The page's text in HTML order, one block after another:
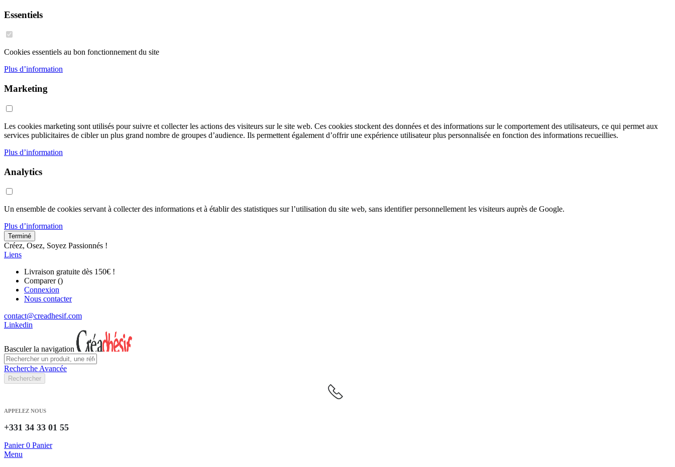
Essentiels
Cookies essentiels au bon fonctionnement du site
Plus d’information
Marketing
Les cookies marketing sont utilisés pour suivre et collecter les actions des visiteurs sur le site web. Ces cookies stockent des données et des informations sur le comportement des utilisateurs, ce qui permet aux
services publicitaires de cibler un plus grand nombre de groupes d’audience. Ils permettent également d’offrir une expérience utilisateur plus personnalisée en fonction des informations recueillies.
Plus d’information
Analytics
Un ensemble de cookies servant à collecter des informations et à établir des statistiques sur l’utilisation du site web, sans identifier personnellement les visiteurs auprès de Google.
Plus d’information
Terminé
Créez, Osez, Soyez Passionnés !
Liens
Livraison gratuite dès 150€ !
Comparer ()
Connexion
Nous contacter
contact@creadhesif.com
Linkedin
Basculer la navigation
Recherche Avancée
Rechercher
APPELEZ NOUS
+331 34 33 01 55
Panier 0 Panier
Menu